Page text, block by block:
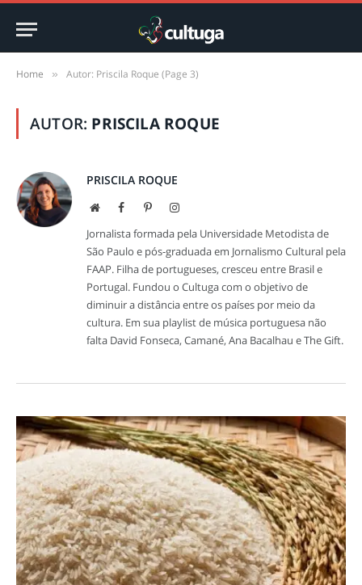
Home » Autor: Priscila Roque (Page 3)
AUTOR: PRISCILA ROQUE
PRISCILA ROQUE
Site FacebookPinterestInstagram
Jornalista formada pela Universidade Metodista de
São Paulo e pós-graduada em Jornalismo Cultural pela
FAAP. Filha de portugueses, cresceu entre Brasil e
Portugal. Fundou o Cultuga com o objetivo de
diminuir a distância entre os países por meio da
cultura. Em sua playlist de música portuguesa não
falta David Fonseca, Camané, Ana Bacalhau e The Gift.